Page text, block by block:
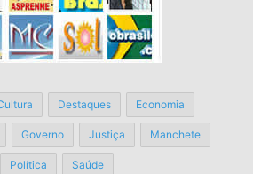
Destaques Economia
Governo Justiça Manchete
Política Saúde